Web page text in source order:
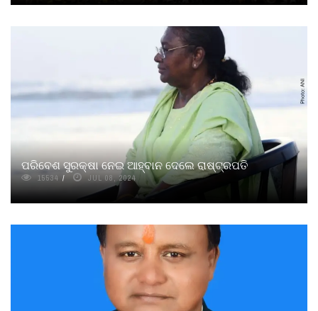
ପରିବେଶ ସୁରକ୍ଷା ନେଇ ଆହ୍ବାନ ଦେଲେ ରାଷ୍ଟ୍ରପତି
15534 JUL 08, 2024